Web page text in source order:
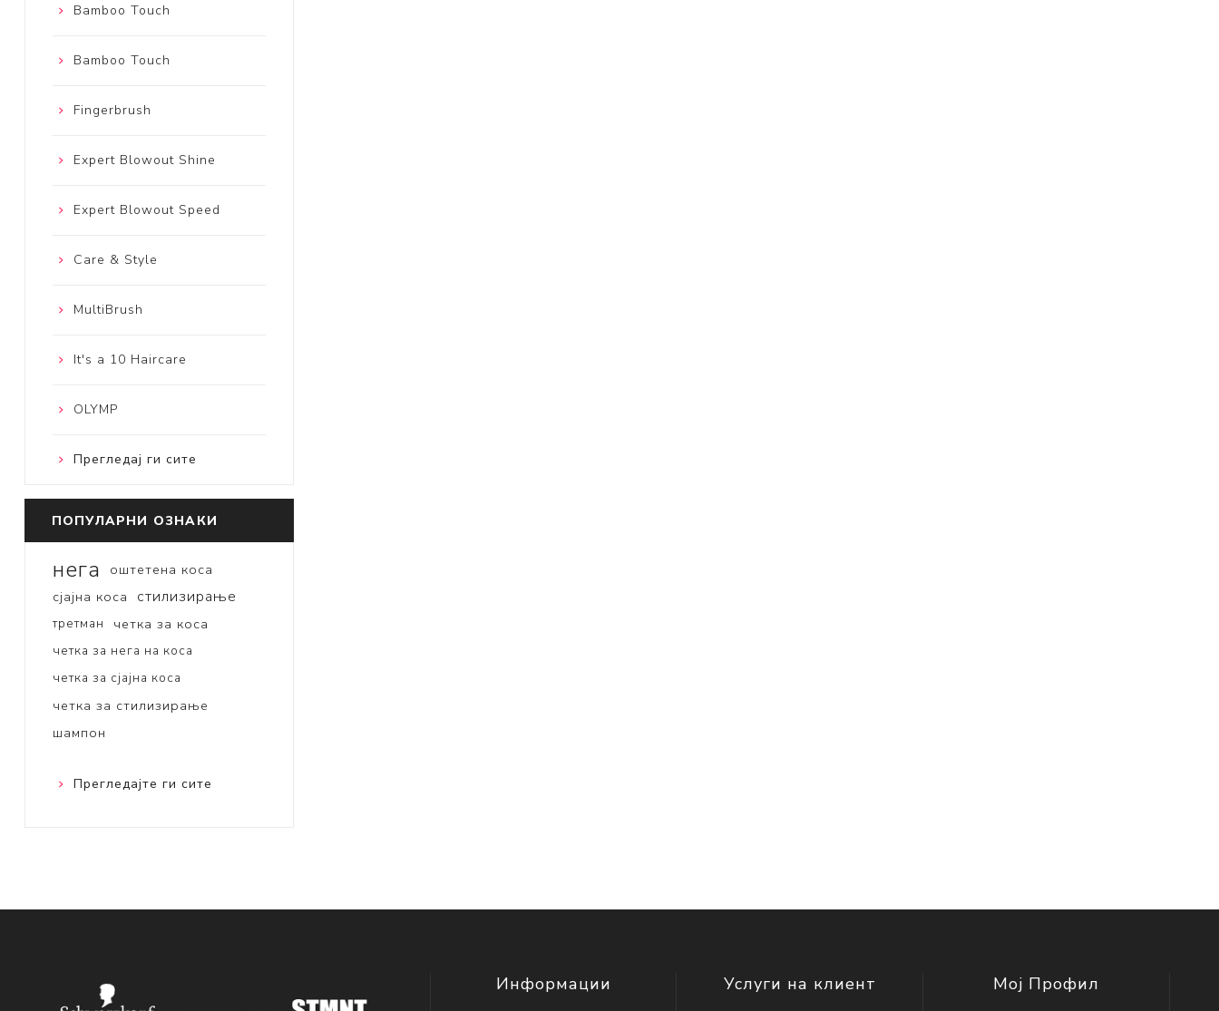
Bamboo Touch
Bamboo Touch
Fingerbrush
Expert Blowout Shine
Expert Blowout Speed
Care & Style
MultiBrush
It's a 10 Haircare
OLYMP
Прегледај ги сите
ПОПУЛАРНИ ОЗНАКИ
нега
оштетена коса
сјајна коса
стилизирање
третман четка за коса
четка за нега на коса
четка за сјајна коса
четка за стилизирање
шампон
Прегледајте ги сите
Информации Услуги на клиент Мој Профил